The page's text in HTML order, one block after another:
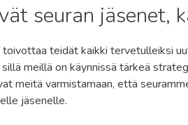
seuran jäsenet,
toivottaa teidät kaikki tervetulleiksi
sillä meillä on käynnissä tärkeä
meitä varmistamaan, että
jäsenelle.